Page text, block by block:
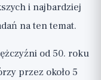
i najbardziej
na ten temat.
od 50. roku
przez około 5